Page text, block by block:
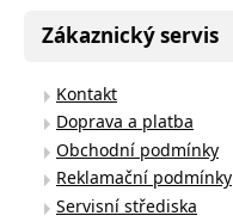
Zákaznický servis
Kontakt
Doprava a platba
Obchodní podmínky
Reklamační podmínky
Servisní střediska